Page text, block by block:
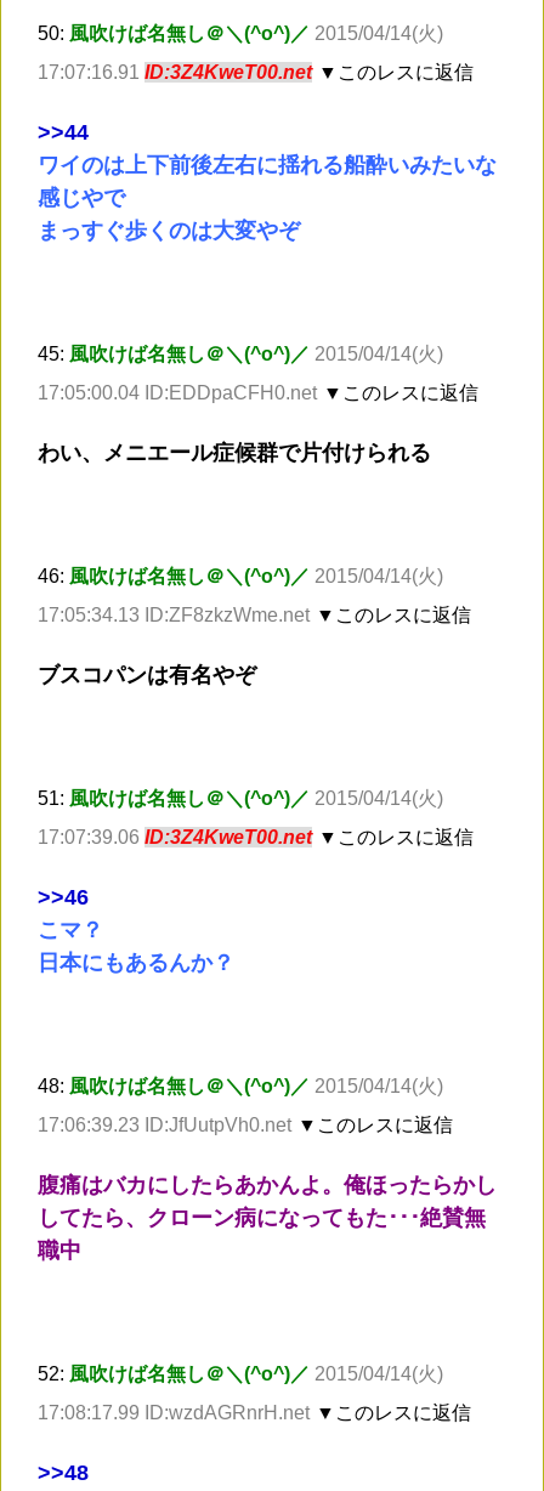
50: 風吹けば名無し＠＼(^o^)／ 2015/04/14(火)
17:07:16.91 ID:3Z4KweT00.net ▼このレスに返信
>>44
ワイのは上下前後左右に揺れる船酔いみたいな
感じやで
まっすぐ歩くのは大変やぞ
45: 風吹けば名無し＠＼(^o^)／ 2015/04/14(火)
17:05:00.04 ID:EDDpaCFH0.net ▼このレスに返信
わい、メニエール症候群で片付けられる
46: 風吹けば名無し＠＼(^o^)／ 2015/04/14(火)
17:05:34.13 ID:ZF8zkzWme.net ▼このレスに返信
ブスコパンは有名やぞ
51: 風吹けば名無し＠＼(^o^)／ 2015/04/14(火)
17:07:39.06 ID:3Z4KweT00.net ▼このレスに返信
>>46
こマ？
日本にもあるんか？
48: 風吹けば名無し＠＼(^o^)／ 2015/04/14(火)
17:06:39.23 ID:JfUutpVh0.net ▼このレスに返信
腹痛はバカにしたらあかんよ。俺ほったらかし
してたら、クローン病になってもた･･･絶賛無
職中
52: 風吹けば名無し＠＼(^o^)／ 2015/04/14(火)
17:08:17.99 ID:wzdAGRnrH.net ▼このレスに返信
>>48